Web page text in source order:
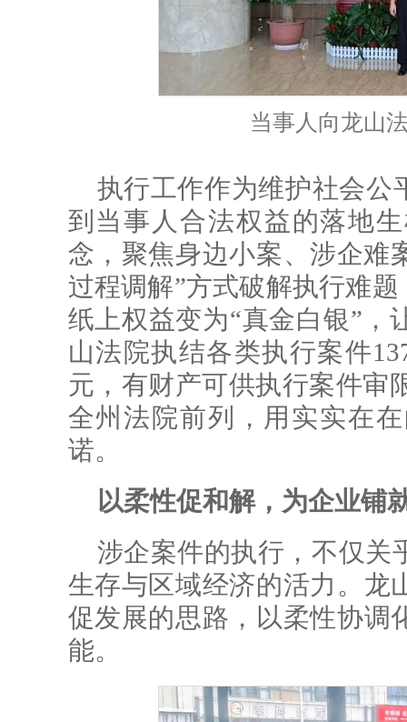
当事人向龙山
执行工作作为维护社会公
到当事人合法权益的落地
念，聚焦身边小案、涉企难
过程调解”方式破解执行难
纸上权益变为“真金白银”，
山法院执结各类执行案件
元，有财产可供执行案件审
全州法院前列，用实实在
诺。
以柔性促和解，为企业铺
涉企案件的执行，不仅关
生存与区域经济的活力。龙
促发展的思路，以柔性协调
能。